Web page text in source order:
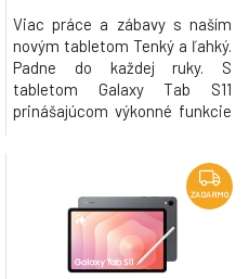
Viac práce a zábavy s naším
novým tabletom Tenký a ľahký.
Padne do každej ruky. S
tabletom Galaxy Tab S11
prinášajúcom výkonné funkcie
spoľahlivý nástroj na
produktivitu, nech sa už
nachádzaš kdekoľvek. Vďaka
brilantnému displeju a
vylepšenému bezdrôtovému
ZADARMO